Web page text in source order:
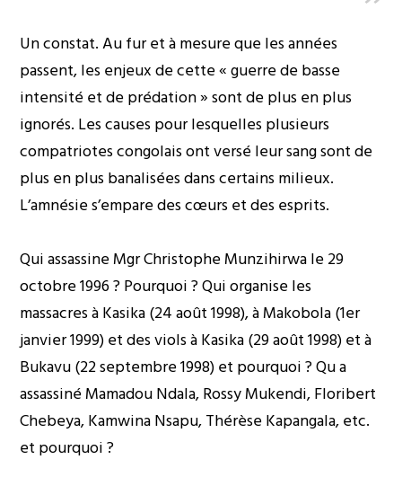
Un constat. Au fur et à mesure que les années
passent, les enjeux de cette « guerre de basse
intensité et de prédation » sont de plus en plus
ignorés. Les causes pour lesquelles plusieurs
compatriotes congolais ont versé leur sang sont de
plus en plus banalisées dans certains milieux.
L’amnésie s’empare des cœurs et des esprits.
Qui assassine Mgr Christophe Munzihirwa le 29
octobre 1996 ? Pourquoi ? Qui organise les
massacres à Kasika (24 août 1998), à Makobola (1er
janvier 1999) et des viols à Kasika (29 août 1998) et à
Bukavu (22 septembre 1998) et pourquoi ? Qu a
assassiné Mamadou Ndala, Rossy Mukendi, Floribert
Chebeya, Kamwina Nsapu, Thérèse Kapangala, etc.
et pourquoi ?